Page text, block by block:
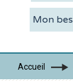
La CDC
Accueil